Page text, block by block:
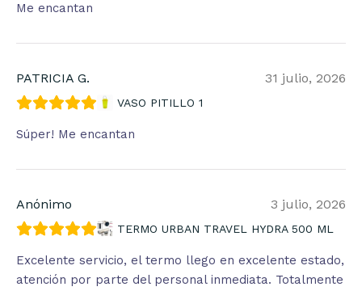
Me encantan
PATRICIA G. 31 julio, 2026
VASO PITILLO 1
Súper! Me encantan
Anónimo 3 julio, 2026
TERMO URBAN TRAVEL HYDRA 500 ML
Excelente servicio, el termo llego en excelente estado,
atención por parte del personal inmediata. Totalmente